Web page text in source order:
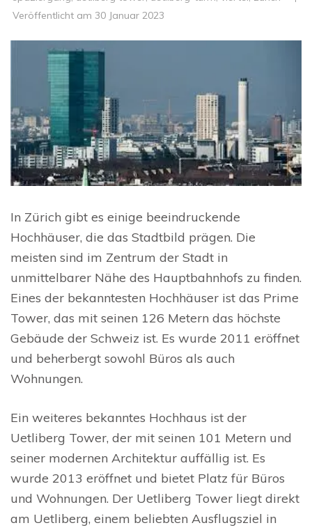
Veröffentlicht am 30 Januar 2023
In Zürich gibt es einige beeindruckende
Hochhäuser, die das Stadtbild prägen. Die
meisten sind im Zentrum der Stadt in
unmittelbarer Nähe des Hauptbahnhofs zu finden.
Eines der bekanntesten Hochhäuser ist das Prime
Tower, das mit seinen 126 Metern das höchste
Gebäude der Schweiz ist. Es wurde 2011 eröffnet
und beherbergt sowohl Büros als auch
Wohnungen.
Ein weiteres bekanntes Hochhaus ist der
Uetliberg Tower, der mit seinen 101 Metern und
seiner modernen Architektur auffällig ist. Es
wurde 2013 eröffnet und bietet Platz für Büros
und Wohnungen. Der Uetliberg Tower liegt direkt
am Uetliberg, einem beliebten Ausflugsziel in